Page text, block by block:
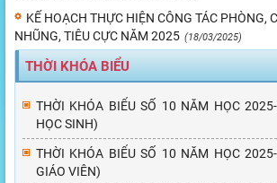
KẾ HOẠCH THỰC HIỆN CÔNG TÁC PHÒNG,
NHŨNG, TIÊU CỰC NĂM 2025 (18/03/2025)
THỜI KHÓA BIỂU
THỜI KHÓA BIỂU SỐ 10 NĂM HỌC
HỌC SINH)
THỜI KHÓA BIỂU SỐ 10 NĂM HỌC
GIÁO VIÊN)